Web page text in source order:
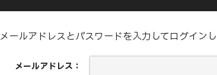
メールアドレスとパスワードを入力してログインし
メールアドレス：